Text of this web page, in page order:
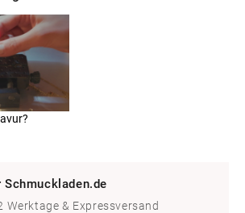
Schmuckladen.de
Werktage & Expressversand